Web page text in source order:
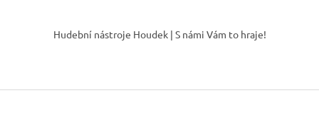
v
k
í
Hudební nástroje Houdek | S námi Vám to hraje!